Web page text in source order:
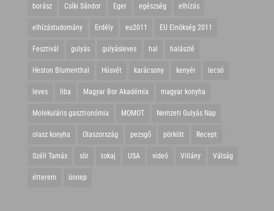
borász Csíki Sándor Eger egészség elhízás
elhízástudomány Erdély eu2011 EU Elnökség 2011
Fesztivál gulyás gulyásleves hal halászlé
Heston Blumenthal Húsvét karácsony kenyér lecsó
leves liba Magyar Bor Akadémia magyar konyha
Molekuláris gasztronómia MOMOT Nemzeti Gulyás Nap
olasz konyha Olaszország pezsgő pörkölt Recept
Széll Tamás sör tokaj USA videó Villány Válság
étterem ünnep